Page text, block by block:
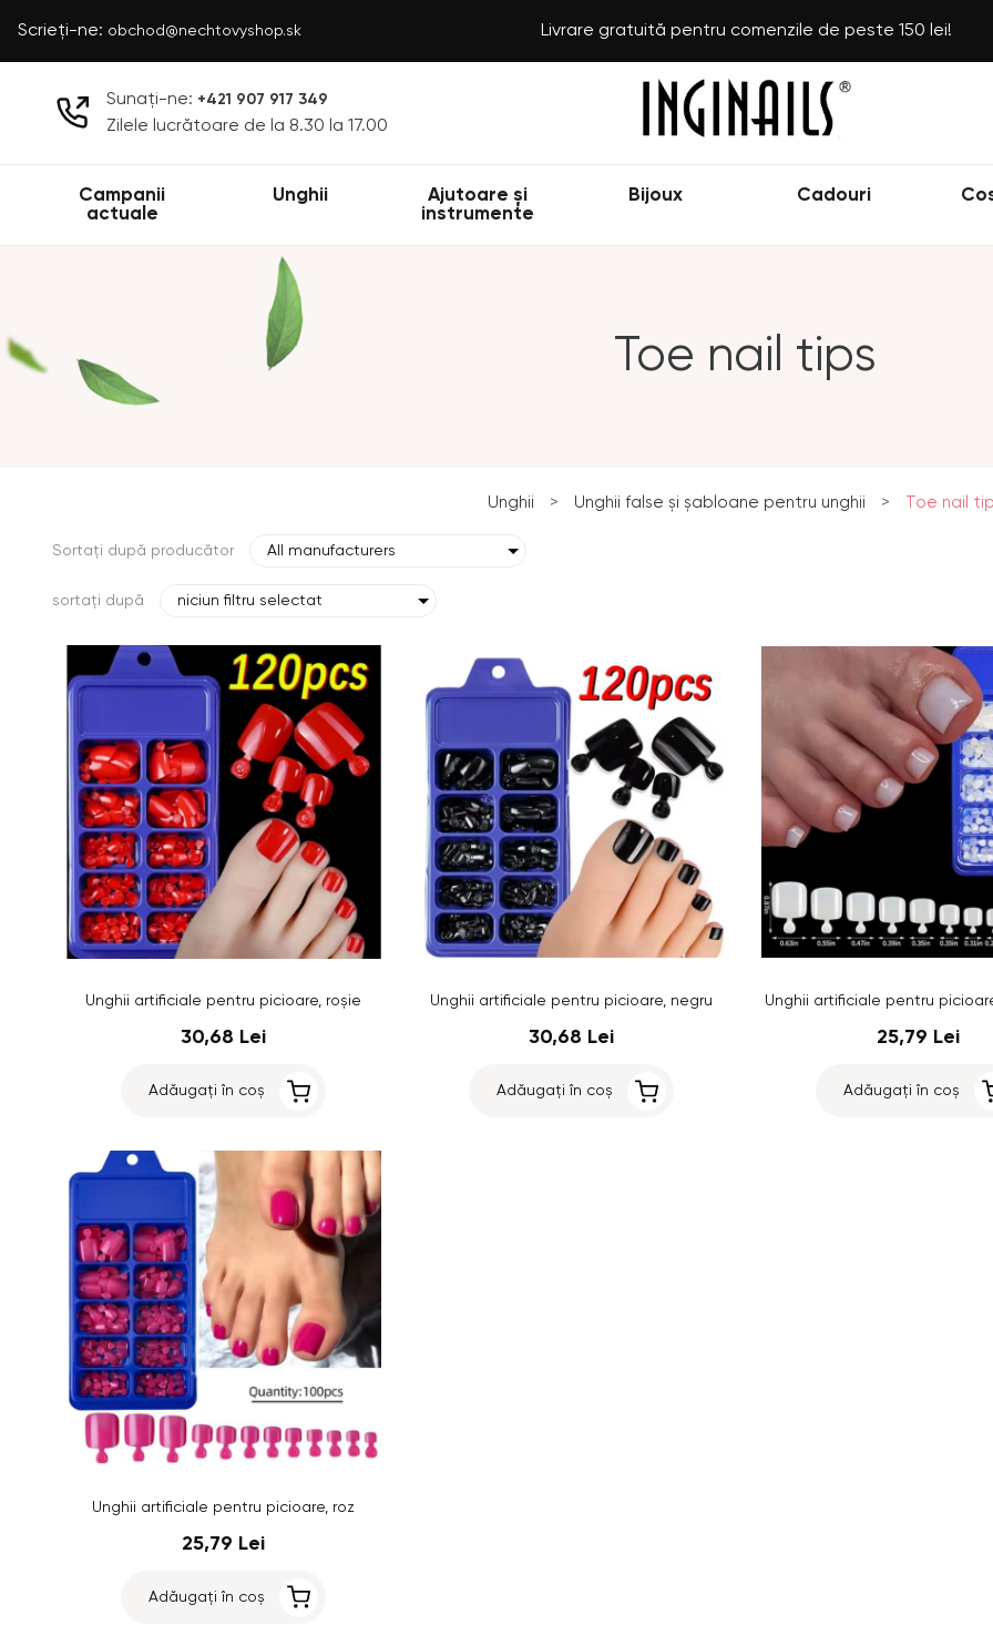
Scrieți-ne: obchod@nechtovyshop.sk Livrare gratuită pentru comenzile de peste 150 lei!
Sunați-ne: +421 907 917 349
Zilele lucrătoare de la 8.30 la 17.00
Campanii
actuale
Unghii
Ajutoare și
instrumente
Bijoux Cadouri
Toe nail tips
Unghii > Unghii false și șabloane pentru unghii > Toe nail
Sortați după producător All manufacturers
sortați după niciun filtru selectat
Unghii artificiale pentru picioare, roșie
30,68 Lei
Adăugați în coș
Unghii artificiale pentru picioare, negru
30,68 Lei
Adăugați în coș
Unghii artificiale pentru
25,79 Lei
Adăugați în coș
Unghii artificiale pentru picioare, roz
25,79 Lei
Adăugați în coș